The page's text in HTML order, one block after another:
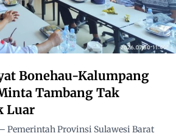
Bonehau-Kalumpang
Tambang Tak
Luar
Pemerintah Provinsi Sulawesi Barat